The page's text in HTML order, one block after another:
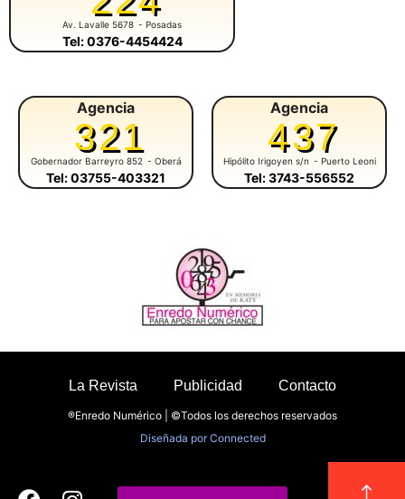
Av. Lavalle 5678 - Posadas
Tel: 0376-4454424
Agencia
321
Gobernador Barreyro 852 - Oberá
Tel: 03755-403321
Agencia
437
Hipólito Irigoyen s/n - Puerto Leoni
Tel: 3743-556552
La Revista Publicidad Contacto
®Enredo Numérico | ©Todos los derechos reservados
Diseñada porConnected